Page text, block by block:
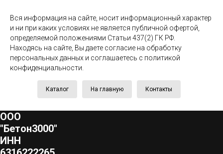
Вся информация на сайте, носит информационный характер
и ни при каких условиях не является публичной офертой,
определяемой положениями Статьи 437(2) ГК РФ.
Находясь на сайте, Вы даете согласие на обработку
персональных данных и соглашаетесь c политикой
конфиденциальности.
Каталог На главную Контакты
ООО
"Бетон3000"
ИНН